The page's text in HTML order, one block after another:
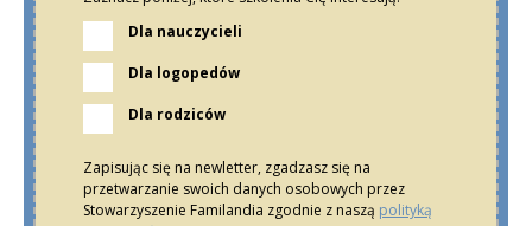
Dla nauczycieli
Dla logopedów
Dla rodziców
Zapisując się na newletter, zgadzasz się na
przetwarzanie swoich danych osobowych przez
Stowarzyszenie Familandia zgodnie z naszą polityką